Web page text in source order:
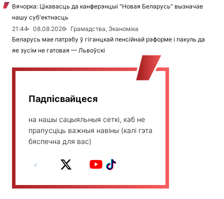
Вячорка: Цікавасць да канферэнцыі "Новая Беларусь" вызначае
нашу суб'ектнасць
21:44
08.08.2026
Грамадства, Эканоміка
Беларусь мае патрэбу ў гіганцкай пенсійнай рэформе і пакуль да
яе зусім не гатовая — Львоўскі
Падпісвайцеся
на нашы сацыяльныя сеткі, каб не
прапусціць важныя навіны (калі гэта
бяспечна для вас)